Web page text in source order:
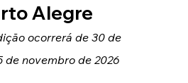
Alegre
ocorrerá de 30 de
de novembro de 2026